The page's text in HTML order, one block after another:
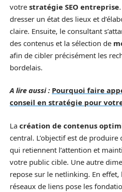
votre stratégie SEO entreprise
dresser un état des lieux et
claire. Ensuite, le consultant
des contenus et la sélection de
afin de cibler précisément les
bordelais.
A lire aussi : Pourquoi faire
conseil en stratégie pour
La création de contenus
central. L’objectif est de produire
qui retiennent l’attention et
votre public cible. Une autre
repose sur le netlinking. En effet,
réseaux de liens pose les